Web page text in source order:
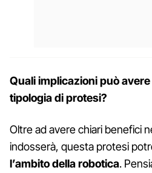
Quali implicazioni può
tipologia di protesi?
Oltre ad avere chiari benefici
indosserà, questa protesi
l’ambito della robotica.